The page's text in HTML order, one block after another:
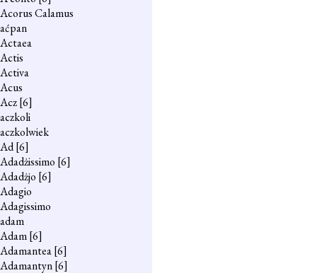
Acorus Calamus
aćpan
Actaea
Actis
Activa
Acus
Acz[6]
aczkoli
aczkolwiek
Ad[6]
Adadżissimo [6]
Adadżjo [6]
Adagio
Adagissimo
adam
Adam[6]
Adamantea[6]
Adamantyn[6]